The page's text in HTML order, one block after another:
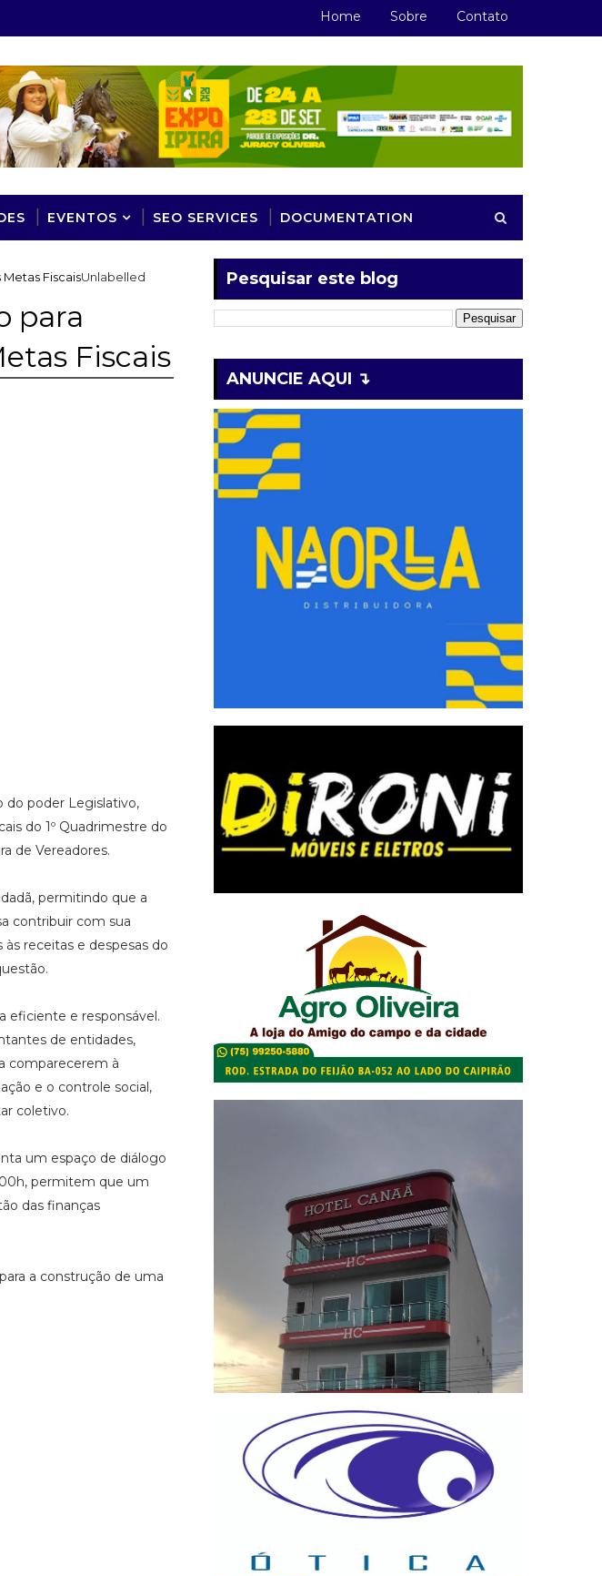
Home Sobre Contato
EVENTOS SEO SERVICES DOCUMENTATION
Unlabelled
Fiscais
para
Fiscais
do poder Legislativo,
do 1º Quadrimestre do
de Vereadores.
permitindo que a
contribuir com sua
receitas e despesas do
eficiente e responsável.
de entidades,
comparecerem à
e o controle social,
coletivo.
um espaço de diálogo
permitem que um
das finanças
a construção de uma
Pesquisar este blog
ANUNCIE AQUI ↴